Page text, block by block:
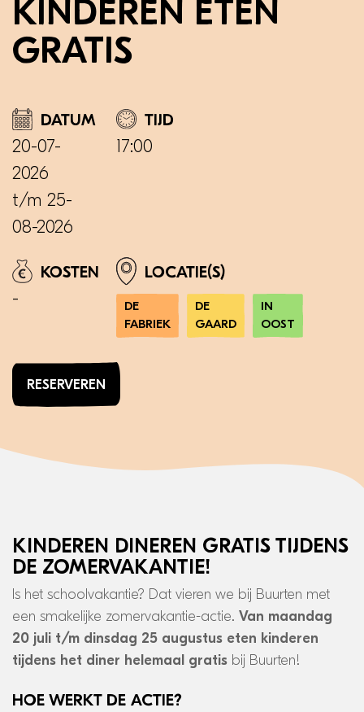
ALLE LOCATIES
Kinderen eten
gratis
DATUM
20-07-
2026
t/m 25-
08-2026
TIJD
17:00
KOSTEN
-
LOCATIE(S)
DE
FABRIEK
DE
GAARD
IN
OOST
RESERVEREN
Kinderen dineren gratis tijdens
de zomervakantie!
Is het schoolvakantie? Dat vieren we bij Buurten met
een smakelijke zomervakantie-actie. Van maandag
20 juli t/m dinsdag 25 augustus eten kinderen
tijdens het diner helemaal gratis bij Buurten!
Hoe werkt de actie?